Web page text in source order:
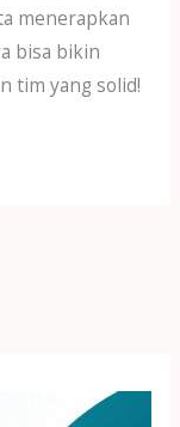
menerapkan
bisa bikin
tim yang solid!